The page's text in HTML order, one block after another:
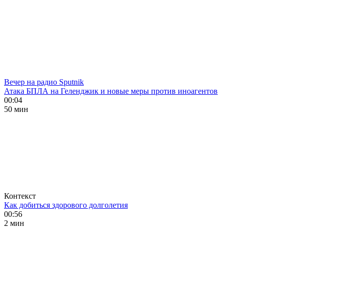
Вечер на радио Sputnik
Атака БПЛА на Геленджик и новые меры против иноагентов
00:04
50 мин
Контекст
Как добиться здорового долголетия
00:56
2 мин